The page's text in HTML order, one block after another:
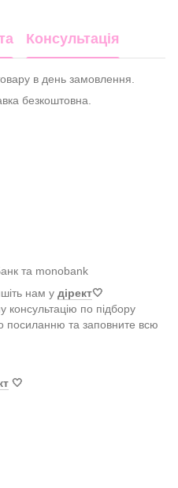
Консультація
в день замовлення.
безкоштовна.
та monobank
нам у дірект🤍
по підбору
посиланню та заповните всю
🤍